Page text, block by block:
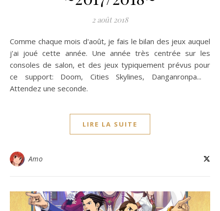
2 août 2018
Comme chaque mois d'août, je fais le bilan des jeux auquel
j'ai joué cette année. Une année très centrée sur les
consoles de salon, et des jeux typiquement prévus pour
ce support: Doom, Cities Skylines, Danganronpa...
Attendez une seconde.
LIRE LA SUITE
Amo